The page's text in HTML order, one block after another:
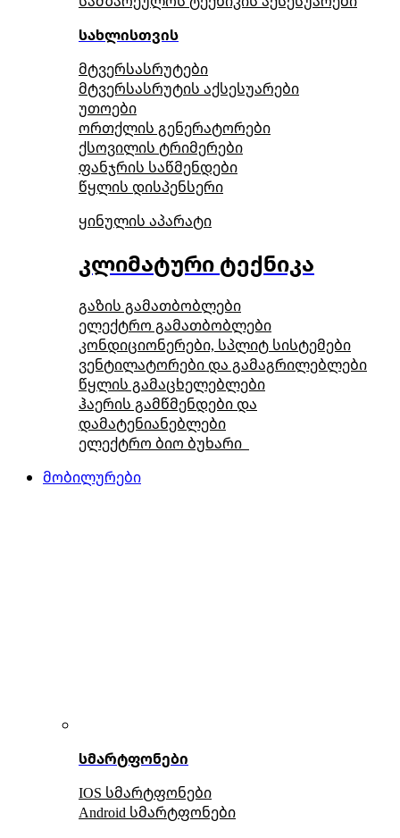
სახლისთვის
მტვერსასრუტები
მტვერსასრუტის აქსესუარები
უთოები
ორთქლის გენერატორები
ქსოვილის ტრიმერები
ფანჯრის საწმენდები
წყლის დისპენსერი
ყინულის აპარატი
კლიმატური ტექნიკა
გაზის გამათბობლები
ელექტრო გამათბობლები
კონდიციონერები, სპლიტ სისტემები
ვენტილატორები და გამაგრილებლები
წყლის გამაცხელებლები
ჰაერის გამწმენდები და
დამატენიანებლები
ელექტრო ბიო ბუხარი
მობილურები
სმარტფონები
IOS სმარტფონები
Android სმარტფონები